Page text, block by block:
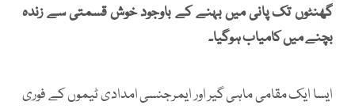
گھنٹوں تک پانی میں بہنے کے باوجود خوش قسمتی سے زندہ
بچنے میں کامیاب ہوگیا۔
ایسا ایک مقامی ماہی گیر اور ایمرجنسی امدادی ٹیموں کے فوری